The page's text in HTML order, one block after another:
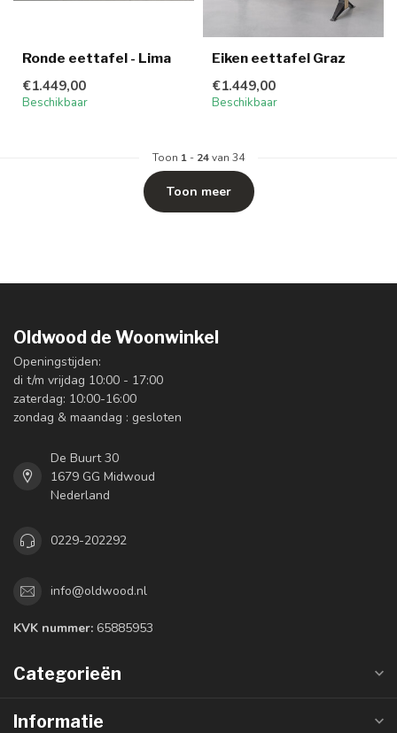
Ronde eettafel - Lima
€1.449,00
Beschikbaar
Eiken eettafel Graz
€1.449,00
Beschikbaar
Toon 1 - 24van 34
Toon meer
Oldwood de Woonwinkel
Openingstijden:
di t/m vrijdag 10:00 - 17:00
zaterdag: 10:00-16:00
zondag & maandag : gesloten
De Buurt 30
1679 GG Midwoud
Nederland
0229-202292
info@oldwood.nl
KVK nummer: 65885953
Categorieën
Informatie